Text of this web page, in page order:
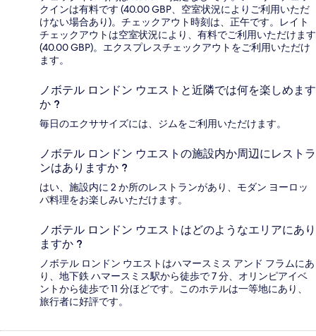
クインは有料です (40.00 GBP、空室状況によりご利用いただ
けない場合あり)。チェックアウト時刻は、正午です。レイト
チェックアウトは空室状況により、有料でご利用いただけます
(40.00 GBP)。エクスプレスチェックアウトをご利用いただけ
ます。
ノボテル ロンドン ウエストと近隣では何を楽しめます
か ?
毎日のエクササイズには、ジムをご利用いただけます。
ノボテル ロンドン ウエストの施設内か周辺にレストラ
ンはありますか ?
はい、施設内に 2 か所のレストランがあり、モダン ヨーロッ
パ料理をお楽しみいただけます。
ノボテル ロンドン ウエストはどのようなエリアにあり
ますか ?
ノボテル ロンドン ウエストはハマースミス アンド フラムにあ
り、地下鉄 ハマースミス駅から徒歩で 7 分、オリンピアイベ
ントから徒歩で 11 分ほどです。このホテルは一等地にあり、
旅行者に好評です。